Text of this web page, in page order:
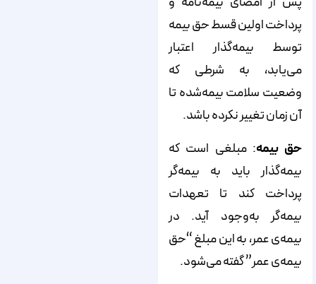
پرداخت اولین قسط حق بیمه
توسط بیمه‌گذار اعتبار
می‌یابد، به شرطی که
وضعیت سلامت بیمه‌شده تا
آن زمان تغییر نکرده باشد.
حق بیمه: مبلغی است که
بیمه‌گذار باید به بیمه‌گر
پرداخت کند تا تعهدات
بیمه‌گر به‌وجود آید. در
بیمه‌ی عمر، به این مبلغ “حق
بیمه‌ی عمر” گفته می‌شود.